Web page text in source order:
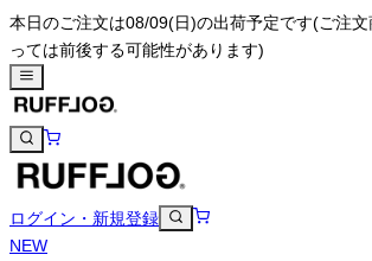
本日のご注文は08/09(日)の出荷予定です(ご注文
っては前後する可能性があります)
ログイン・新規登録
NEW